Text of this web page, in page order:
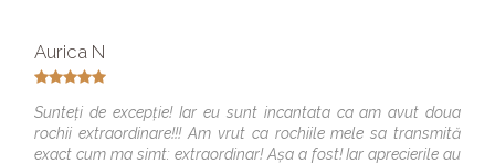
Aurica N
Sunteți de excepție! Iar eu sunt incantata ca am avut doua
rochii extraordinare!!! Am vrut ca rochiile mele sa transmită
exact cum ma simt: extraordinar! Așa a fost! Iar aprecierile au